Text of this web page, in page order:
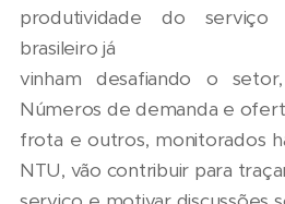
produtividade do
brasileiro já
vinham desafiando o
Números de demanda e
frota e outros, monitorados
NTU, vão contribuir para